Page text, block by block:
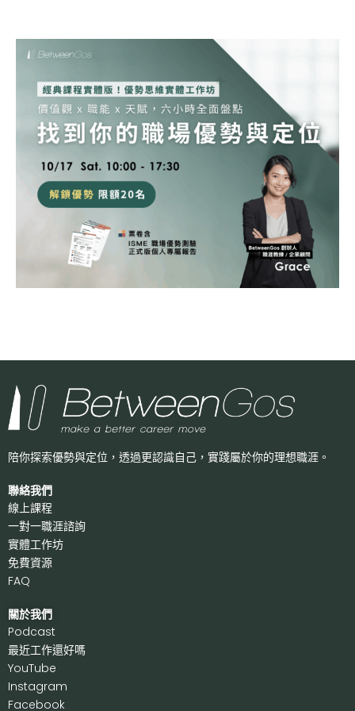
陪你探索優勢與定位，透過更認識自己， 實踐屬於你的理想職涯。
聯絡我們
線上課程
一對一職涯諮詢
實體工作坊
免費資源
FAQ
關於我們
Podcast
最近工作還好嗎
YouTube
Instagram
Facebook